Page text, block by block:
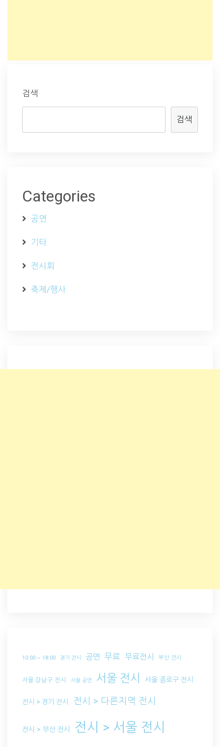
검색
검색
Categories
공연
기타
전시회
축제/행사
10:00 ~ 18:00 경기 전시 공연 무료 무료전시 부산 전시
서울 강남구 전시 서울 공연 서울 전시 서울 종로구 전시
전시 > 경기 전시 전시 > 다른지역 전시
전시 > 부산 전시 전시 > 서울 전시